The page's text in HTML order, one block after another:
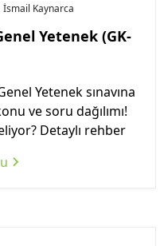
İsmail Kaynarca
Yetenek (GK-
Yetenek sınavına
ve soru dağılımı!
Detaylı rehber